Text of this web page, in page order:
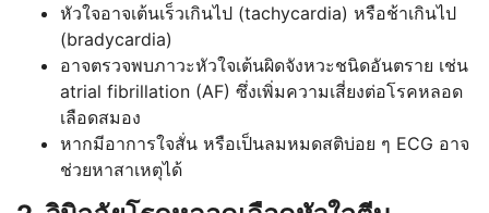
หัวใจอาจเต้นเร็วเกินไป (tachycardia) หรือช้าเกินไป
(bradycardia)
อาจตรวจพบภาวะหัวใจเต้นผิดจังหวะชนิดอันตราย เช่น
atrial fibrillation (AF) ซึ่งเพิ่มความเสี่ยงต่อโรคหลอด
เลือดสมอง
หากมีอาการใจสั่น หรือเป็นลมหมดสติบ่อย ๆ ECG อาจ
ช่วยหาสาเหตุได้